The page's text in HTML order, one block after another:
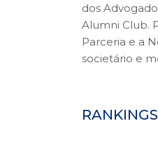
dos
Alumni Club.
Parceria e a
societário e